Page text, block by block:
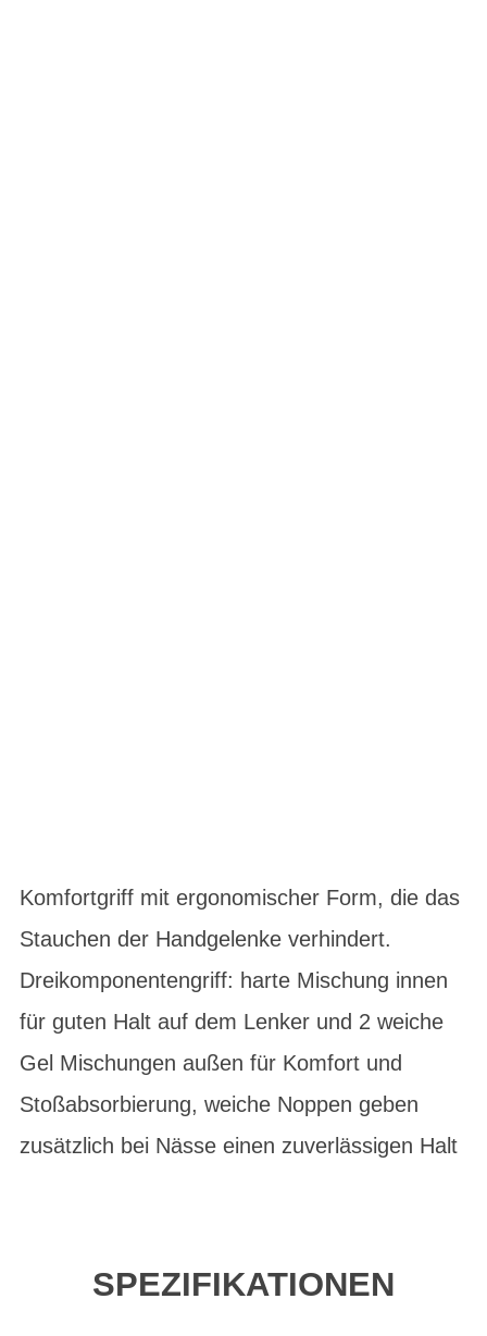
Komfortgriff mit ergonomischer Form, die das
Stauchen der Handgelenke verhindert.
Dreikomponentengriff: harte Mischung innen
für guten Halt auf dem Lenker und 2 weiche
Gel Mischungen außen für Komfort und
Stoßabsorbierung, weiche Noppen geben
zusätzlich bei Nässe einen zuverlässigen Halt
SPEZIFIKATIONEN